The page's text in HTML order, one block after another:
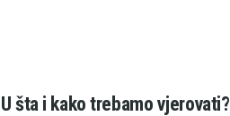
U šta i kako trebamo vjerovati?